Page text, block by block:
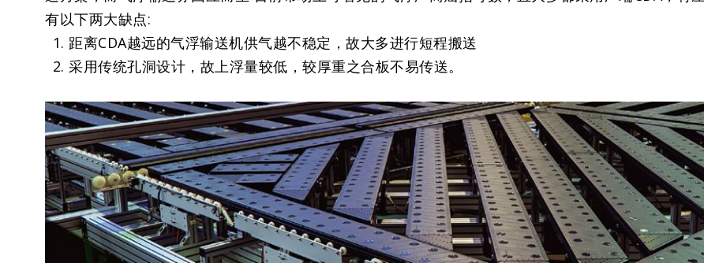
有以下两大缺点:
距离CDA越远的气浮输送机供气越不稳定，故大多进行短程搬送
采用传统孔洞设计，故上浮量较低，较厚重之合板不易传送。